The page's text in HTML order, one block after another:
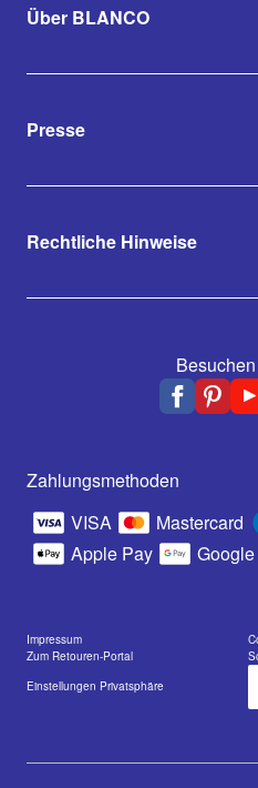
Über BLANCO
Presse
Rechtliche Hinweise
Zahlungsmethoden
VISA
Mastercard
Apple Pay
Impressum
Zum Retouren-Portal
Einstellungen Privatsphäre